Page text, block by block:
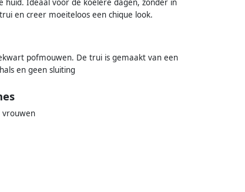
Ideaal voor de koelere dagen, zonder in
en creer moeiteloos een chique look.
pofmouwen. De trui is gemaakt van een
en geen sluiting
vrouwen